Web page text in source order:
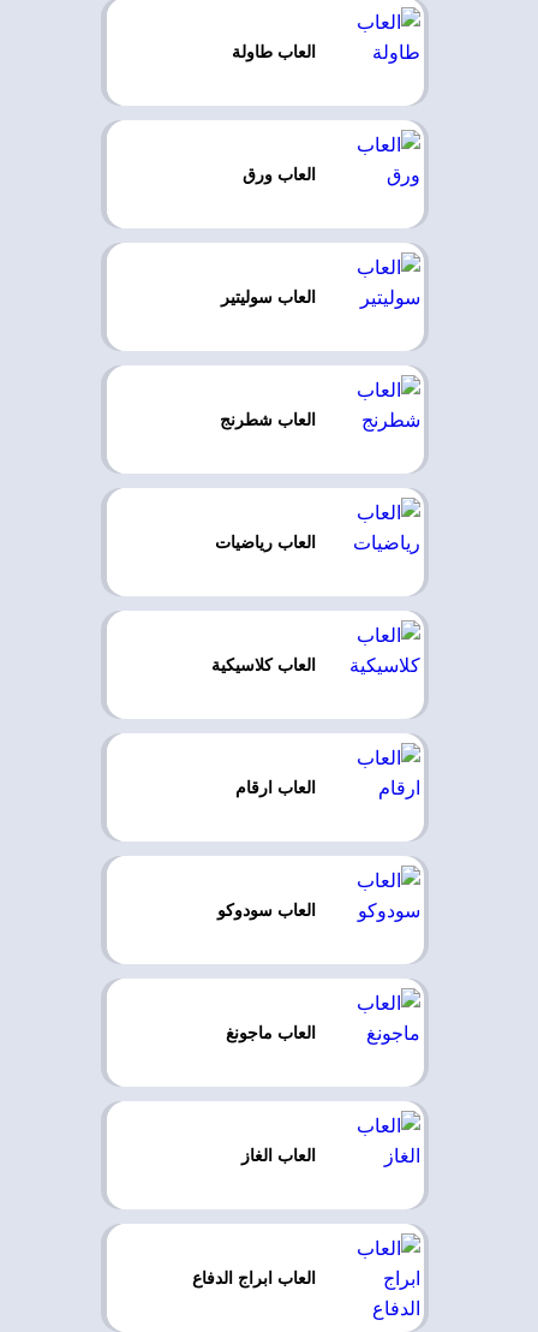
العاب طاولة
العاب ورق
العاب سوليتير
العاب شطرنج
العاب رياضيات
العاب كلاسيكية
العاب ارقام
العاب سودوكو
العاب ماجونغ
العاب الغاز
العاب ابراج الدفاع